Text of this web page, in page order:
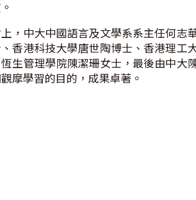
，中大中國語言及文學系系主任何志
香港科技大學唐世陶博士、香港理工
生管理學院陳潔珊女士，最後由中大
摩學習的目的，成果卓著。